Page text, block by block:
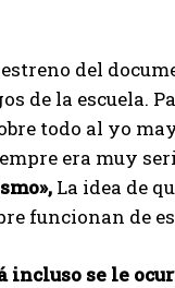
del
de la escuela.
todo al yo
era muy
La idea de
funcionan de
incluso se le